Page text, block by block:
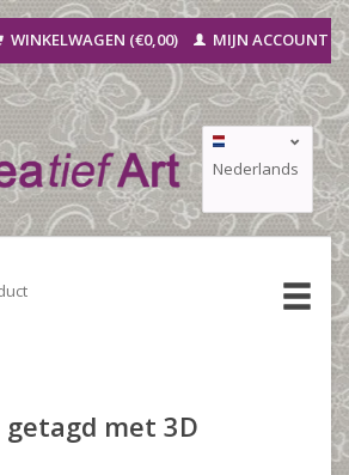
WINKELWAGEN (€0,00) MIJN ACCOUNT
Nederlands
Deutsch
met 3D